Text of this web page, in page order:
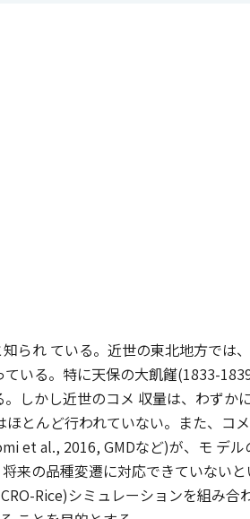
られ ている。近世の東北地方では
いる。特に天保の大飢饉(1833-
しかし近世のコメ 収量は、わずか
とんど行われていない。また、コ
et al., 2016, GMDなど)が、モ デル
来の品種変遷に対応できていない
Rice)シミュレーションを組み合